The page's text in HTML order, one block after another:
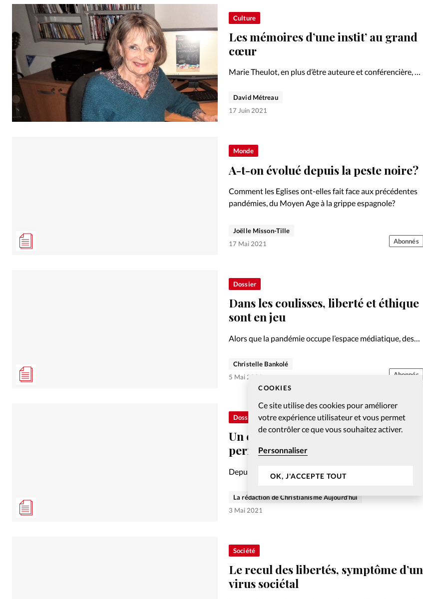
COOKIES
Ce site utilise des cookies pour améliorer
votre expérience utilisateur et vous permet
de contrôler ce que vous souhaitez activer.
Personnaliser
OK, J'ACCEPTE TOUT
Culture
Les mémoires d’une instit’ au grand
cœur
Marie Theulot, en plus d’être auteure et conférencière, a
Clémence, une institutrice qui s’apprête à partir à la
retraite. Retour sur sa vocation.
David Métreau
17 Juin 2021
Monde
A-t-on évolué depuis la peste noire?
Comment les Eglises ont-elles fait face aux précédentes
pandémies, du Moyen Age à la grippe espagnole?
Joëlle Misson-Tille
17 Mai 2021
Abonnés
Dossier
Dans les coulisses, liberté et éthique
sont en jeu
Alors que la pandémie occupe l’espace médiatique, des
décisif en matière de laïcité, de défense de la vie humaine,
de liberté de conscience et de liberté religieuse.…
Christelle Bankolé
5 Mai 2021
Abonnés
Dossier
Un état d’urgence doit-il être
permanent?
Depuis plus d’un an, le monde est en crise. Mais cet état
le climat, l’économie ou encore l’état spirituel de la
société? Un état d’urgence en révèle un…
La rédaction de Christianisme Aujourd'hui
3 Mai 2021
Société
Le recul des libertés, symptôme d’un
virus sociétal